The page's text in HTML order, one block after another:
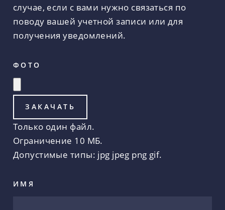
случае, если с вами нужно связаться по
поводу вашей учетной записи или для
получения уведомлений.
ФОТО
Только один файл.
Ограничение 10 МБ.
Допустимые типы: jpg jpeg png gif.
ИМЯ